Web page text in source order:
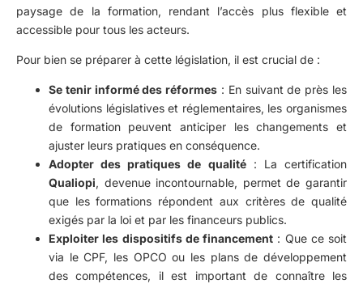
paysage de la formation, rendant l’accès plus flexible et
accessible pour tous les acteurs.
Pour bien se préparer à cette législation, il est crucial de :
Se tenir informé des réformes : En suivant de près les
évolutions législatives et réglementaires, les organismes
de formation peuvent anticiper les changements et
ajuster leurs pratiques en conséquence.
Adopter des pratiques de qualité: La certification
Qualiopi, devenue incontournable, permet de garantir
que les formations répondent aux critères de qualité
exigés par la loi et par les financeurs publics.
Exploiter les dispositifs de financement : Que ce soit
via le CPF, les OPCO ou les plans de développement
des compétences, il est important de connaître les